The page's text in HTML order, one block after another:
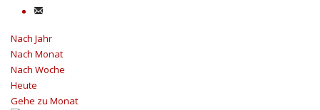
Nach Jahr
Nach Monat
Nach Woche
Heute
Gehe zu Monat